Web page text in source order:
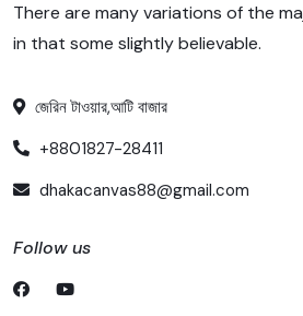
There are many variations of the
in that some slightly believable.
জেরিন টাওয়ার,আটি বাজার
+8801827-28411
dhakacanvas88@gmail.com
Follow us